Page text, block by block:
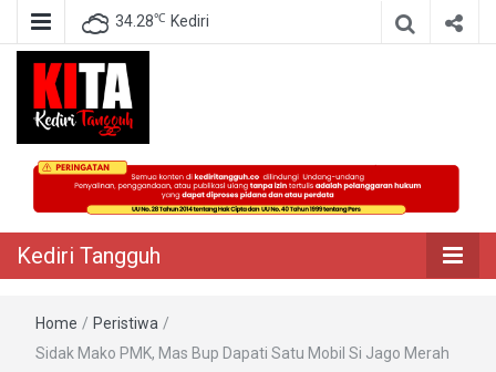
34.28℃ Kediri
Kediri Tangguh
Berita Akurat Terpercaya
Kediri Tangguh
Home / Peristiwa /
Sidak Mako PMK, Mas Bup Dapati Satu Mobil Si Jago Merah